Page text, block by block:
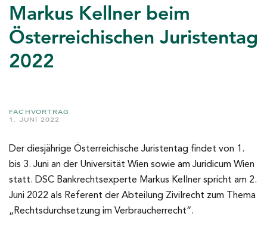
Markus Kellner beim
Österreichischen Juristentag
2022
FACHVORTRAG
1. JUNI 2022
Der diesjährige Österreichische Juristentag findet von 1.
bis 3. Juni an der Universität Wien sowie am Juridicum Wien
statt. DSC Bankrechtsexperte Markus Kellner spricht am 2.
Juni 2022 als Referent der Abteilung Zivilrecht zum Thema
„Rechtsdurchsetzung im Verbraucherrecht“.